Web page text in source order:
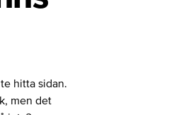
hitta sidan.
men det